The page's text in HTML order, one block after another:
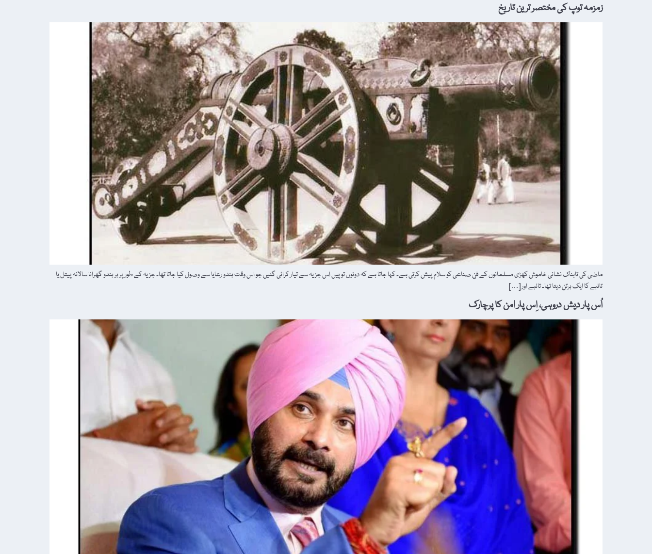
زمزمہ توپ کی مختصر ترین تاریخ
ماضی کی تابناک نشانی خاموش کھڑی مسلمانوں کے فنِ صناعی کو سلام پیش کرتی ہے۔ کہا جاتا ہے کہ دونوں توپیں اس جزیہ سے تیار کرائی گئیں جو اس وقت ہندو رعایا سے وصول کیا جاتا تھا۔ جزیہ کے طور پر ہر ہندو گھرانا سالانہ پیتل یا
تانبے کا ایک برتن دیتا تھا۔ تانبے اور […]
اُس پار دیش دروہی، اِس پار امن کا پرچارک